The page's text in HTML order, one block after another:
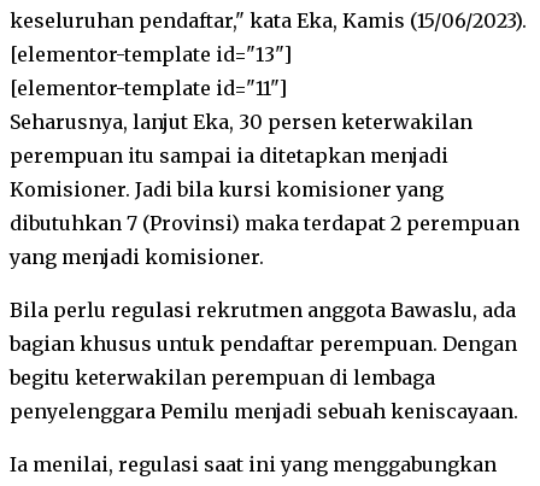
keseluruhan pendaftar," kata Eka, Kamis (15/06/2023).
[elementor-template id="13"]
[elementor-template id="11"]
Seharusnya, lanjut Eka, 30 persen keterwakilan
perempuan itu sampai ia ditetapkan menjadi
Komisioner. Jadi bila kursi komisioner yang
dibutuhkan 7 (Provinsi) maka terdapat 2 perempuan
yang menjadi komisioner.
Bila perlu regulasi rekrutmen anggota Bawaslu, ada
bagian khusus untuk pendaftar perempuan. Dengan
begitu keterwakilan perempuan di lembaga
penyelenggara Pemilu menjadi sebuah keniscayaan.
Ia menilai, regulasi saat ini yang menggabungkan